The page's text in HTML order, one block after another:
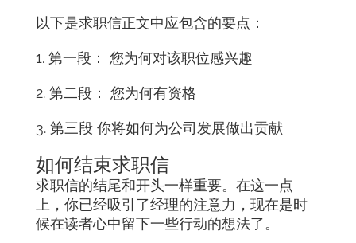
以下是求职信正文中应包含的要点：
1. 第一段： 您为何对该职位感兴趣
2. 第二段： 您为何有资格
3. 第三段 你将如何为公司发展做出贡献
如何结束求职信
求职信的结尾和开头一样重要。在这一点
上，你已经吸引了经理的注意力，现在是时
候在读者心中留下一些行动的想法了。